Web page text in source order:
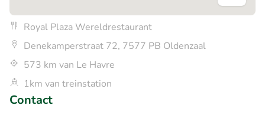
Royal Plaza Wereldrestaurant
Denekamperstraat 72, 7577 PB Oldenzaal
573 km van Le Havre
1km van treinstation
Contact